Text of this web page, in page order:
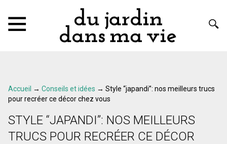
Accueil → Conseils et idées → Style “japandi”: nos meilleurs trucs
pour recréer ce décor chez vous
STYLE “JAPANDI”: NOS MEILLEURS
TRUCS POUR RECRÉER CE DÉCOR